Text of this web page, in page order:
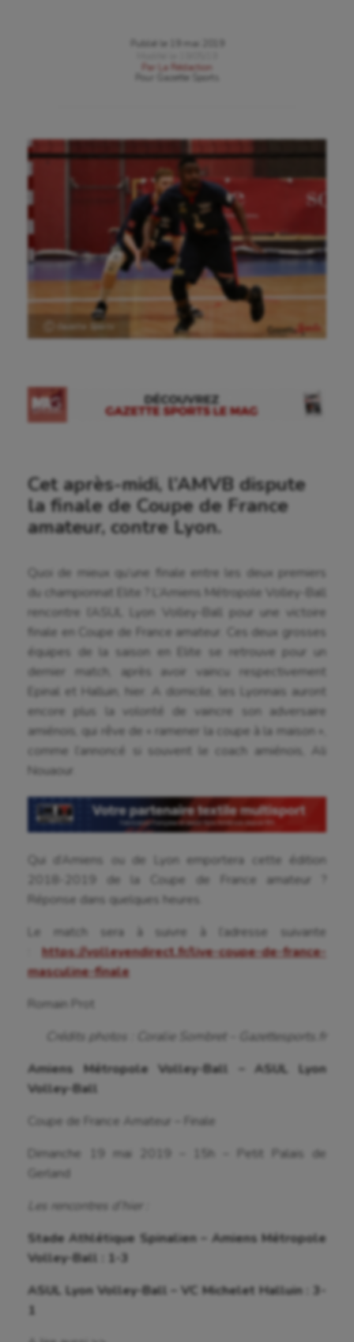
Auto
Aviron
Balle à la main
Ballon au poing
Baseball
Billard
Cheerleading
Course à pied
Crossfit
Equitation
Publié le
19 mai 2019
Par
La Rédaction
Gazette Sports
Cet après-midi, l’AMVB dispute
la finale de Coupe de France
amateur, contre Lyon.
Quoi de mieux qu’une finale entre les deux premiers
du championnat Elite ? L’Amiens Métropole Volley-Ball
rencontre l’ASUL Lyon Volley-Ball pour une victoire
finale en Coupe de France amateur. Ces deux grosses
équipes de la saison en Elite se retrouve pour un
dernier match, après avoir vaincu respectivement
Epinal et Halluin, hier. A domicile, les Lyonnais auront
encore plus la volonté de vaincre son adversaire
amiénois, qui rêve de « ramener la coupe à la maison »,
comme l’annoncé si souvent le coach amiénois, Ali
Nouaour.
Qui d’Amiens ou de Lyon emportera cette édition
2018-2019 de la Coupe de France amateur ?
Réponse dans quelques heures.
Le match sera à suivre à l’adresse suivante
:https://volleyendirect.fr/live-coupe-de-france-
masculine-finale
Romain Prot
Crédits photos : Coralie Sombret – Gazettesports.fr
Amiens Métropole Volley-Ball – ASUL Lyon
Volley-Ball
Coupe de France Amateur – Finale
Dimanche 19 mai 2019 – 15h – Petit Palais de
Gerland
Les rencontres d’hier :
Stade Athlétique Spinalien – Amiens Métropole
Volley-Ball : 1-3
ASUL Lyon Volley-Ball – VC Michelet Halluin : 3-
1